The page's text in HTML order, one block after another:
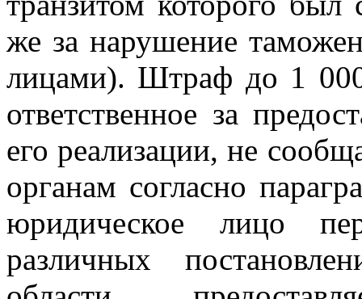
же за нарушение
лицами). Штраф до 1
ответственное за
его реализации, не
органам согласно
юридическое лицо
различных